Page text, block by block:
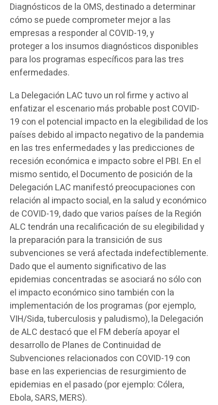
Diagnósticos de la OMS, destinado a determinar
cómo se puede comprometer mejor a las
empresas a responder al COVID-19, y
proteger a los insumos diagnósticos disponibles
para los programas específicos para las tres
enfermedades.
La Delegación LAC tuvo un rol firme y activo al
enfatizar el escenario más probable post COVID-
19 con el potencial impacto en la elegibilidad de los
países debido al impacto negativo de la pandemia
en las tres enfermedades y las predicciones de
recesión económica e impacto sobre el PBI. En el
mismo sentido, el Documento de posición de la
Delegación LAC manifestó preocupaciones con
relación al impacto social, en la salud y económico
de COVID-19, dado que varios países de la Región
ALC tendrán una recalificación de su elegibilidad y
la preparación para la transición de sus
subvenciones se verá afectada indefectiblemente.
Dado que el aumento significativo de las
epidemias concentradas se asociará no sólo con
el impacto económico sino también con la
implementación de los programas (por ejemplo,
VIH/Sida, tuberculosis y paludismo), la Delegación
de ALC destacó que el FM debería apoyar el
desarrollo de Planes de Continuidad de
Subvenciones relacionados con COVID-19 con
base en las experiencias de resurgimiento de
epidemias en el pasado (por ejemplo: Cólera,
Ebola, SARS, MERS).